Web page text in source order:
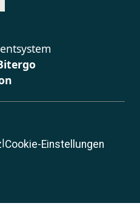
|Cookie-Einstellungen